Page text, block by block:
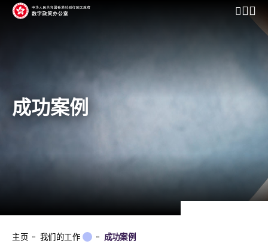
开启行
成功案例
主页 我们的工作 成功案例